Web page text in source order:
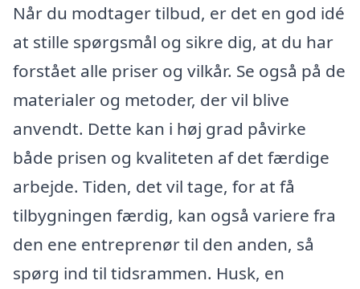
Når du modtager tilbud, er det en god idé
at stille spørgsmål og sikre dig, at du har
forstået alle priser og vilkår. Se også på de
materialer og metoder, der vil blive
anvendt. Dette kan i høj grad påvirke
både prisen og kvaliteten af det færdige
arbejde. Tiden, det vil tage, for at få
tilbygningen færdig, kan også variere fra
den ene entreprenør til den anden, så
spørg ind til tidsrammen. Husk, en